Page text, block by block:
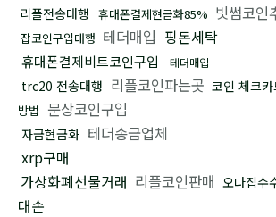
리플전송대행 휴대폰결제현금화85% 빗썸코인
잡코인구입대행 테더매입 핑돈세탁
휴대폰결제비트코인구입 테더매입
trc20 전송대행 리플코인파는곳 코인 체크
방법 문상코인구입
자금현금화 테더송금업체
xrp구매
가상화폐선물거래 리플코인판매 오다집수
대손